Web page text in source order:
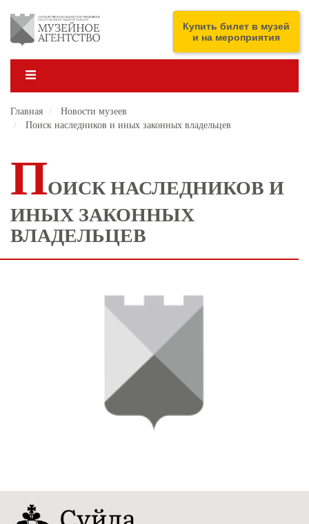
основному
содержанию
ENG
Купить билет в музей
и на мероприятия
Главная
Новости музеев
Поиск наследников и иных законных владельцев
ПОИСК НАСЛЕДНИКОВ И
ИНЫХ ЗАКОННЫХ
ВЛАДЕЛЬЦЕВ